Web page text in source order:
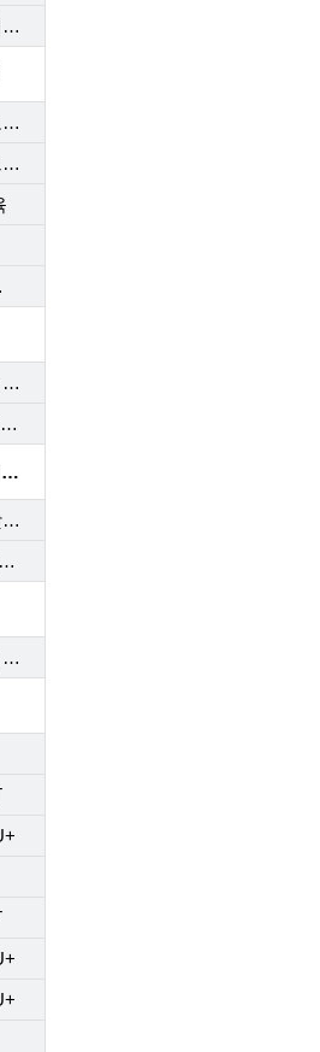
2023 맞춤형 피해 구제 교육
2025년 자율 준수 프로그램 교육
2023 자율 준수 프로그램 교육
리
2025 블랙컨슈머 대응 교육
2024년 블랙컨슈머*대응교육
통신 서비스 맞춤형 피해 구제 교육
2025년 통신 서비스 맞춤형 피해 구제 교육
2024년 통신서비스 맞춤형 피해구제 항목에 대한 교육
2023년 콜센터 근로자 안전보건 교육